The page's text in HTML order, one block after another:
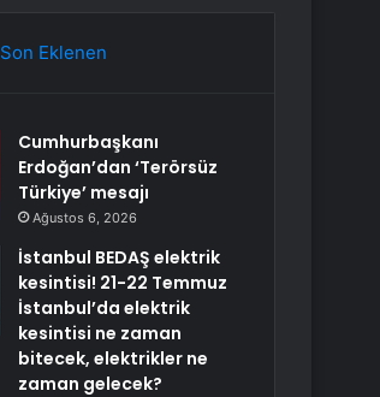
Son Eklenen
Cumhurbaşkanı
Erdoğan’dan ‘Terörsüz
Türkiye’ mesajı
Ağustos 6, 2026
İstanbul BEDAŞ elektrik
kesintisi! 21-22 Temmuz
İstanbul’da elektrik
kesintisi ne zaman
bitecek, elektrikler ne
zaman gelecek?